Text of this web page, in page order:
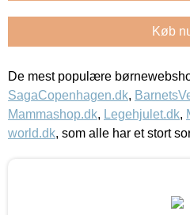
Køb
De mest populære
SagaCopenhagen.dk,
Mammashop.dk, Legehjulet.dk,
world.dk, som alle har et stort